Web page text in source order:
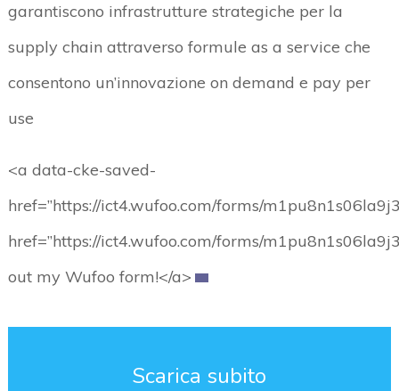
garantiscono infrastrutture strategiche per la
supply chain attraverso formule as a service che
consentono un’innovazione on demand e pay per
use
<a data-cke-saved-
href=”https://ict4.wufoo.com/forms/
href=”https://ict4.wufoo.com/forms/
out my Wufoo form!</a>
Scarica subito